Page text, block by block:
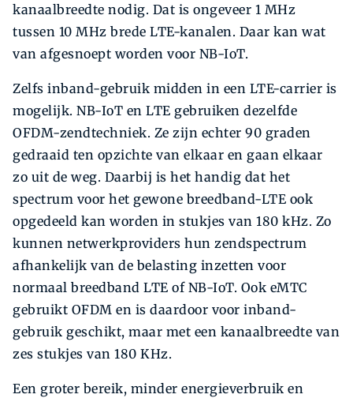
kanaalbreedte nodig. Dat is ongeveer 1 MHz
tussen 10 MHz brede LTE-kanalen. Daar kan wat
van afgesnoept worden voor NB-IoT.
Zelfs inband-gebruik midden in een LTE-carrier is
mogelijk. NB-IoT en LTE gebruiken dezelfde
OFDM-zendtechniek. Ze zijn echter 90 graden
gedraaid ten opzichte van elkaar en gaan elkaar
zo uit de weg. Daarbij is het handig dat het
spectrum voor het gewone breedband-LTE ook
opgedeeld kan worden in stukjes van 180 kHz. Zo
kunnen netwerkproviders hun zendspectrum
afhankelijk van de belasting inzetten voor
normaal breedband LTE of NB-IoT. Ook eMTC
gebruikt OFDM en is daardoor voor inband-
gebruik geschikt, maar met een kanaalbreedte van
zes stukjes van 180 KHz.
Een groter bereik, minder energieverbruik en